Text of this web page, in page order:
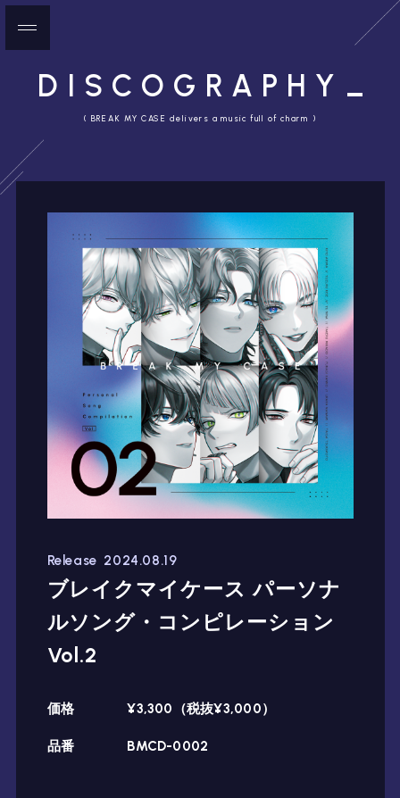
DISCOGRAPHY
( BREAK MY CASE delivers a music full of charm )
Release 2024.08.19
ブレイクマイケース パーソナ
ルソング・コンピレーション
Vol.2
価格 ¥3,300（税抜¥3,000）
品番 BMCD-0002